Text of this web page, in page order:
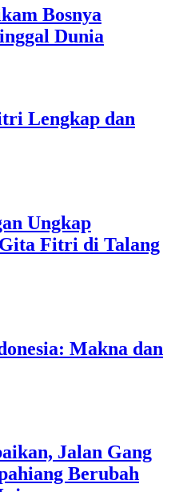
Bosnya
Dunia
Lengkap dan
Ungkap
Fitri di Talang
Makna dan
Jalan Gang
Berubah